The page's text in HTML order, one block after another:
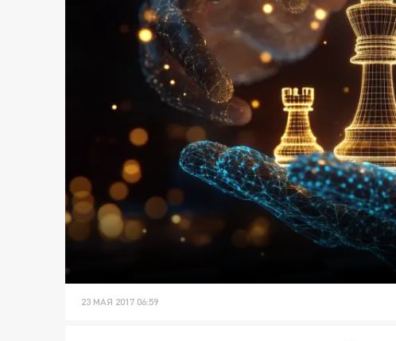
23 МАЯ 2017 06:59